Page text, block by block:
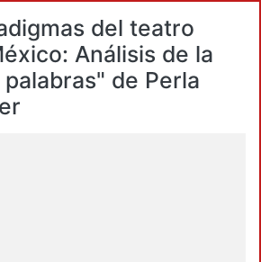
del teatro
Análisis de la
de Perla